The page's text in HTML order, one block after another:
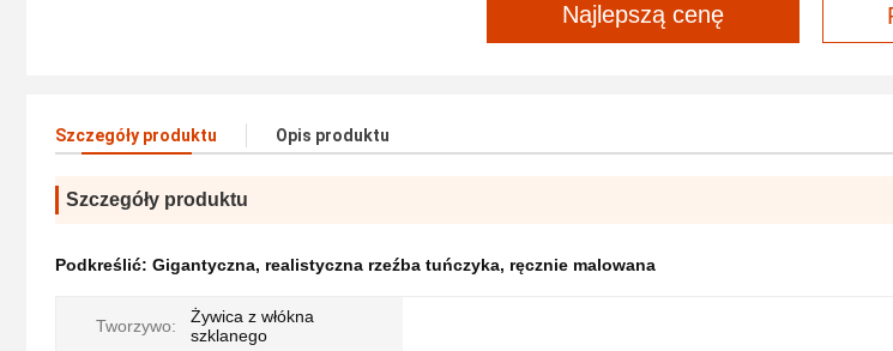
Najlepszą cenę
Szczegóły produktu Opis produktu
Szczegóły produktu
Podkreślić: Gigantyczna, realistyczna rzeźba tuńczyka, ręcznie malowana
Tworzywo:
Żywica z włókna
szklanego